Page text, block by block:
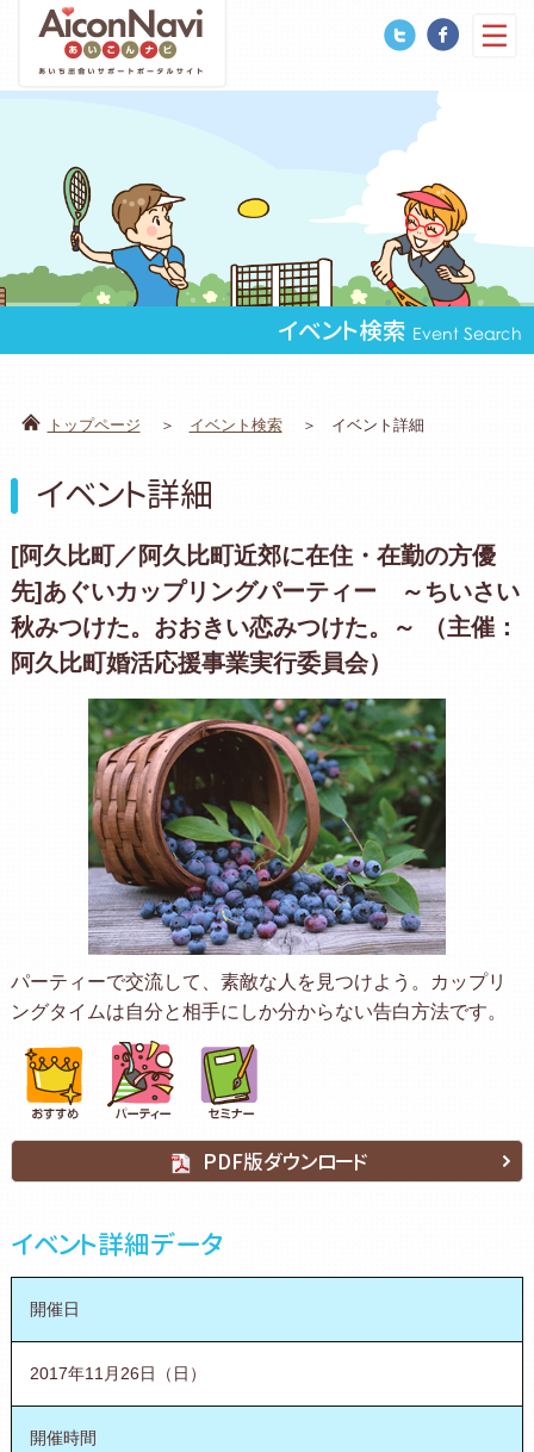
イベント検索 Event Search
トップページ イベント検索 イベント詳細
イベント詳細
[阿久比町／阿久比町近郊に在住・在勤の方優
先]あぐいカップリングパーティー ～ちいさい
秋みつけた。おおきい恋みつけた。～ （主催：
阿久比町婚活応援事業実行委員会）
パーティーで交流して、素敵な人を見つけよう。カップリ
ングタイムは自分と相手にしか分からない告白方法です。
PDF版ダウンロード
イベント詳細データ
開催日
2017年11月26日（日）
開催時間